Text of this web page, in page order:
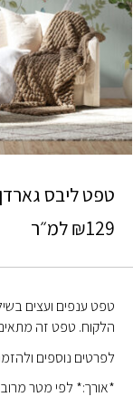
טפט ליבס גארדן
₪129 למ״ר
טפט ענפים ועצים
הלקוח. טפט זה
לפרטים נוספים ולהזמנה
*אורך:* לפי מטר